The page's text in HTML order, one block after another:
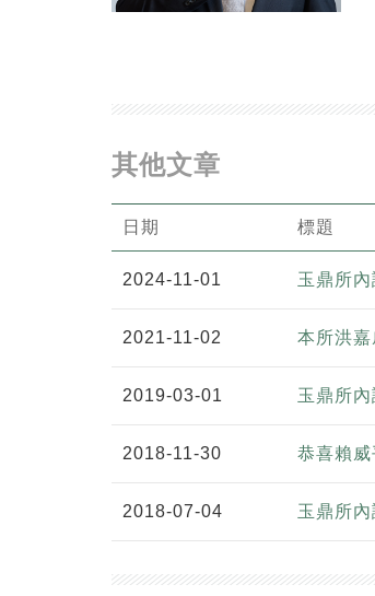
其他文章
日期 標題
2024-11-01 玉鼎所
2021-11-02 本所洪
2019-03-01 玉鼎所
2018-11-30 恭喜賴威
2018-07-04 玉鼎所